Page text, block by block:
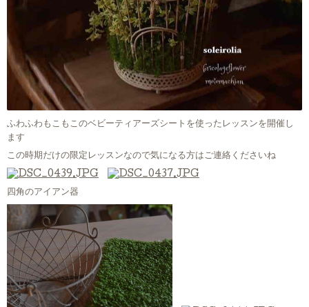
ふわふわもこもこのベビーティアーズシートを使ったレッスンを開催し
ます
この時期だけの限定レッスンなので気になる方はご連絡くださいね
四角のアイアン器